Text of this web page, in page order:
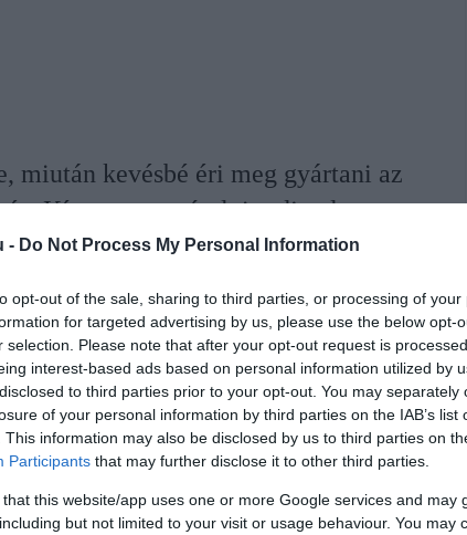
- Do Not Process My Personal Information
opt-out of the sale, sharing to third parties, or processing of your
for targeted advertising by us, please use the below opt-
selection. Please note that after your opt-out request is
interest-based ads based on personal information utilized by
to third parties prior to your opt-out. You may separately
of your personal information by third parties on the IAB’s list
This information may also be disclosed by us to third parties on
Participants that may further disclose it to other third parties.
that this website/app uses one or more Google services and may
but not limited to your visit or usage behaviour. You may
miután kevésbé éri meg gyártani az
Kína ugyan pótolni tudja, de
áron.
forrásként a Google Keresőben!
elszenvedője az európai alumínium-kohászat,
az energiaszektor árainak. A költségek